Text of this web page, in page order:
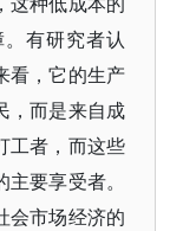
有研究者认
看，它的生产
，而是来自成
工者，而这些
要享受者。
会市场经济的